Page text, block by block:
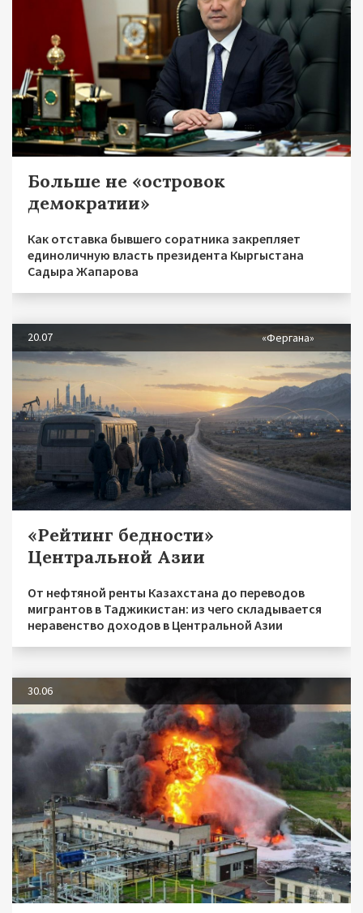
Больше не «островок
демократии»
Как отставка бывшего соратника закрепляет
единоличную власть президента Кыргыстана
Садыра Жапарова
20.07 «Фергана»
«Рейтинг бедности»
Центральной Азии
От нефтяной ренты Казахстана до переводов
мигрантов в Таджикистан: из чего складывается
неравенство доходов в Центральной Азии
30.06